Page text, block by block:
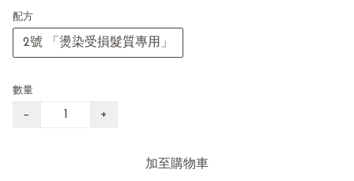
配方
2號 「燙染受損髮質專用」
數量
− +
加至購物車